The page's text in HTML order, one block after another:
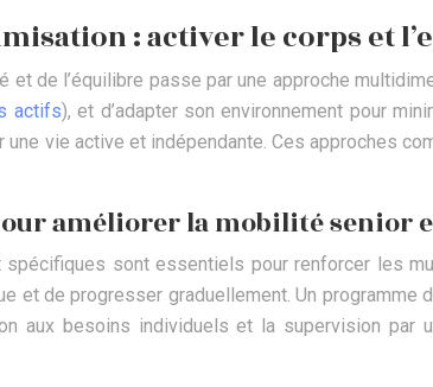
: activer le corps et
et de l’équilibre passe par une approche
actifs), et d’adapter son environnement pour
une vie active et indépendante. Ces approches
améliorer la mobilité senior
sont essentiels pour renforcer les
et de progresser graduellement. Un
aux besoins individuels et la supervision